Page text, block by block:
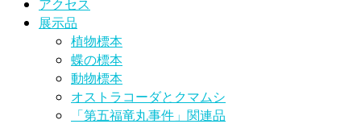
アクセス
展示品
植物標本
蝶の標本
動物標本
オストラコーダとクマムシ
「第五福竜丸事件」関連品